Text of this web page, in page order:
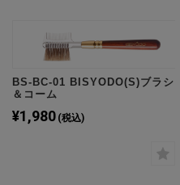
BS-BC-01 BISYODO(S)ブラシ
＆コーム
¥1,980 (税込)